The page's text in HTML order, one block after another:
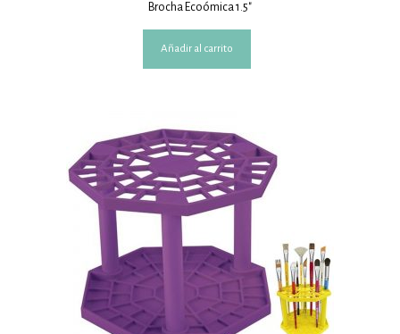
Brocha Ecoómica 1.5″
Añadir al carrito